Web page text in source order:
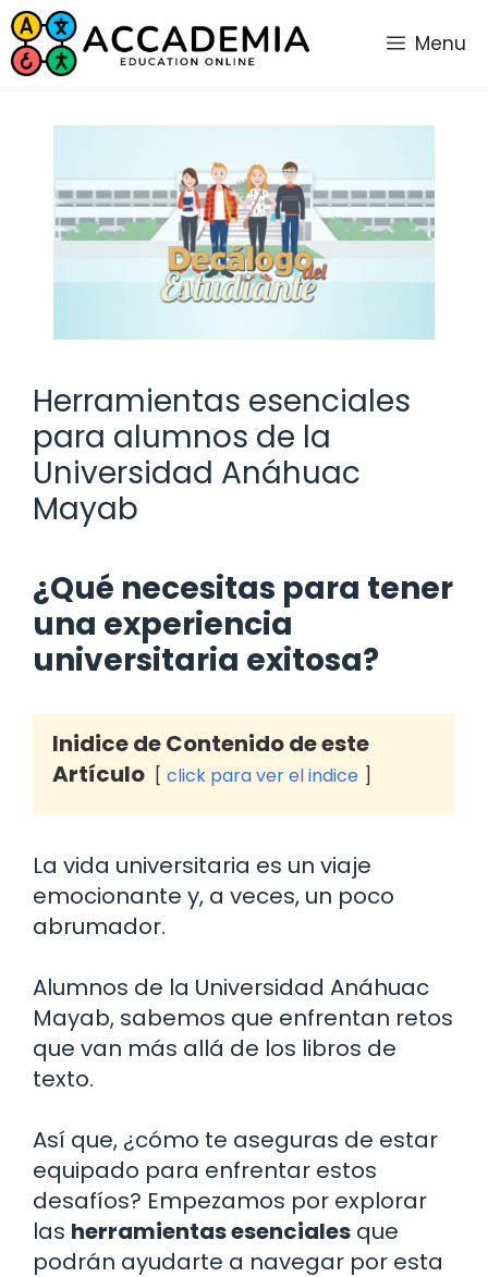
Saltar
al
contenido
Menu
Herramientas esenciales
para alumnos de la
Universidad Anáhuac
Mayab
¿Qué necesitas para tener
una experiencia
universitaria exitosa?
Inidice de Contenido de este
Artículo
click para ver el indice
La vida universitaria es un viaje
emocionante y, a veces, un poco
abrumador.
Alumnos de la Universidad Anáhuac
Mayab, sabemos que enfrentan retos
que van más allá de los libros de
texto.
Así que, ¿cómo te aseguras de estar
equipado para enfrentar estos
desafíos? Empezamos por explorar
las herramientas esenciales que
podrán ayudarte a navegar por esta